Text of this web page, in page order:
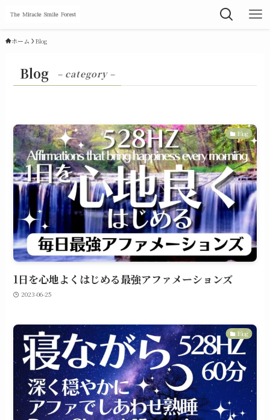
ホーム Blog
Blog – category –
Blog
1日を心地よくはじめる最強アファメーションズ
2023-06-25
Blog